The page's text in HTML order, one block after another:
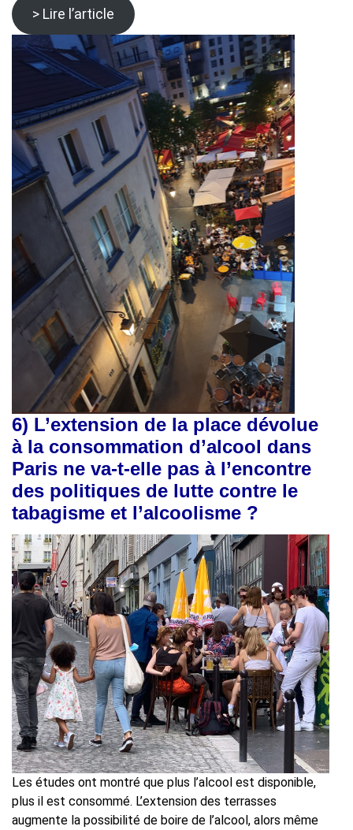
> Lire l’article
6) L’extension de la place dévolue
à la consommation d’alcool dans
Paris ne va-t-elle pas à l’encontre
des politiques de lutte contre le
tabagisme et l’alcoolisme ?
Les études ont montré que plus l’alcool est disponible,
plus il est consommé. L’extension des terrasses
augmente la possibilité de boire de l’alcool, alors même